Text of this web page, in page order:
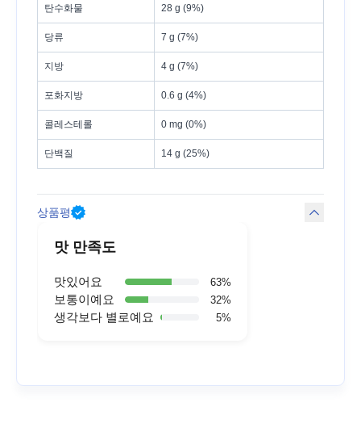
탄수화물 28 g (9%)
당류 7 g (7%)
지방 4 g (7%)
포화지방 0.6 g (4%)
콜레스테롤 0 mg (0%)
단백질 14 g (25%)
상품평
맛 만족도
맛있어요 63%
보통이예요 32%
생각보다 별로예요 5%